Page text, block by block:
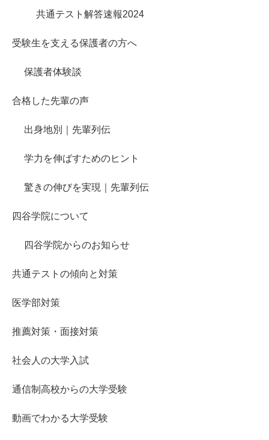
共通テスト解答速報2024
受験生を支える保護者の方へ
保護者体験談
合格した先輩の声
出身地別｜先輩列伝
学力を伸ばすためのヒント
驚きの伸びを実現｜先輩列伝
四谷学院について
四谷学院からのお知らせ
共通テストの傾向と対策
医学部対策
推薦対策・面接対策
社会人の大学入試
通信制高校からの大学受験
動画でわかる大学受験